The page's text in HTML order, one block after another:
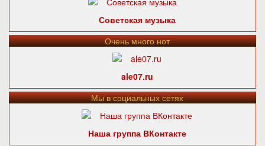
Советская музыка
Очень много нот
ale07.ru
Мы в социальных сетях
Наша группа ВКонтакте